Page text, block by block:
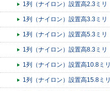
1列（ナイロン）設置高2.3ミリ
1列（ナイロン）設置高3.3ミリ
1列（ナイロン）設置高5.3ミリ
1列（ナイロン）設置高8.3ミリ
1列（ナイロン）設置高10.8ミリ
1列（ナイロン）設置高15.8ミリ